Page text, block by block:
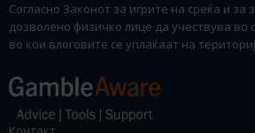
Согласно Законот за игрите на среќа и за
дозволено физичко лице да учествува во
во кои влоговите се уплаќаат на